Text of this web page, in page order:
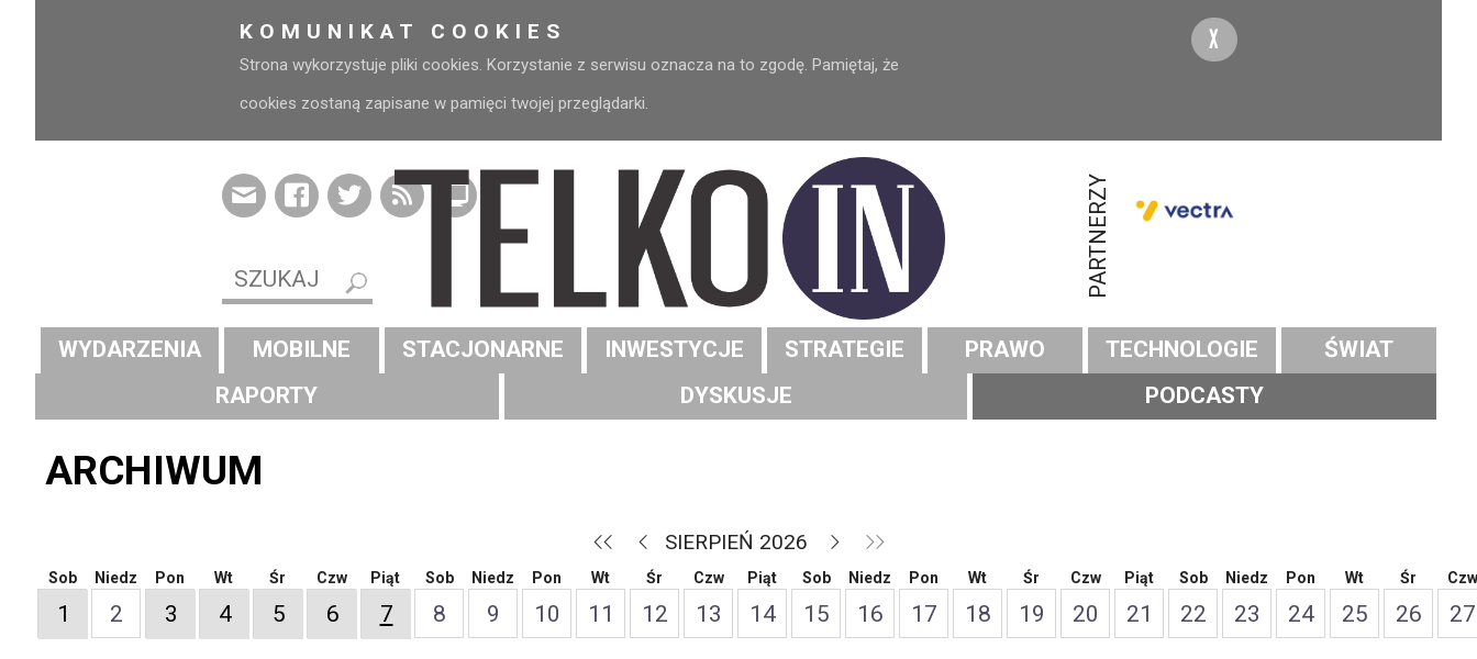
KOMUNIKAT COOKIES
Strona wykorzystuje pliki cookies. Korzystanie z serwisu oznacza na to zgodę. Pamiętaj, że
cookies zostaną zapisane w pamięci twojej przeglądarki.
X
PARTNERZY
WYDARZENIA MOBILNE STACJONARNE INWESTYCJE STRATEGIE PRAWO TECHNOLOGIE
ŚWIAT
RAPORTY
DYSKUSJE PODCASTY
ARCHIWUM
SIERPIEŃ 2026
Sob
1
Niedz
2
Pon
3
Wt
4
Śr
5
Czw
6
Piąt
7
Sob
8
Niedz
9
Pon
10
Wt
11
Śr
12
Czw
13
Piąt
14
Sob
15
Niedz
16
Pon
17
Wt
18
Śr
19
Czw
20
Piąt
21
Sob
22
Niedz
23
Pon
24
Wt
25
Śr
26
Czw
27